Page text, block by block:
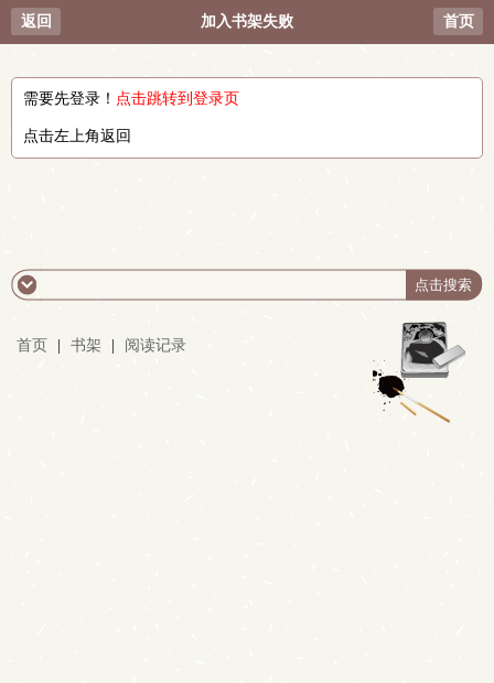
返回 加入书架失败 首页
需要先登录！ 点击跳转到登录页
点击左上角返回
首页 书架 阅读记录